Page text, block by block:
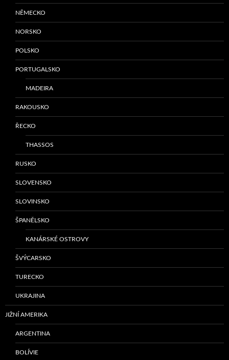
NĚMECKO
NORSKO
POLSKO
PORTUGALSKO
MADEIRA
RAKOUSKO
ŘECKO
THASSOS
RUSKO
SLOVENSKO
SLOVINSKO
ŠPANĚLSKO
KANÁRSKÉ OSTROVY
ŠVÝCARSKO
TURECKO
UKRAJINA
JIŽNÍ AMERIKA
ARGENTINA
BOLÍVIE